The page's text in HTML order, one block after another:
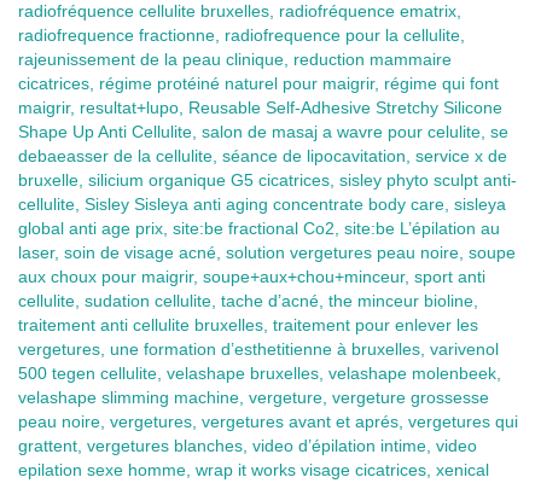
radiofréquence cellulite bruxelles, radiofréquence ematrix,
radiofrequence fractionne, radiofrequence pour la cellulite,
rajeunissement de la peau clinique, reduction mammaire
cicatrices, régime protéiné naturel pour maigrir, régime qui font
maigrir, resultat+lupo, Reusable Self-Adhesive Stretchy Silicone
Shape Up Anti Cellulite, salon de masaj a wavre pour celulite, se
debaeasser de la cellulite, séance de lipocavitation, service x de
bruxelle, silicium organique G5 cicatrices, sisley phyto sculpt anti-
cellulite, Sisley Sisleya anti aging concentrate body care, sisleya
global anti age prix, site:be fractional Co2, site:be L’épilation au
laser, soin de visage acné, solution vergetures peau noire, soupe
aux choux pour maigrir, soupe+aux+chou+minceur, sport anti
cellulite, sudation cellulite, tache d’acné, the minceur bioline,
traitement anti cellulite bruxelles, traitement pour enlever les
vergetures, une formation d’esthetitienne à bruxelles, varivenol
500 tegen cellulite, velashape bruxelles, velashape molenbeek,
velashape slimming machine, vergeture, vergeture grossesse
peau noire, vergetures, vergetures avant et aprés, vergetures qui
grattent, vergetures blanches, video d’épilation intime, video
epilation sexe homme, wrap it works visage cicatrices, xenical